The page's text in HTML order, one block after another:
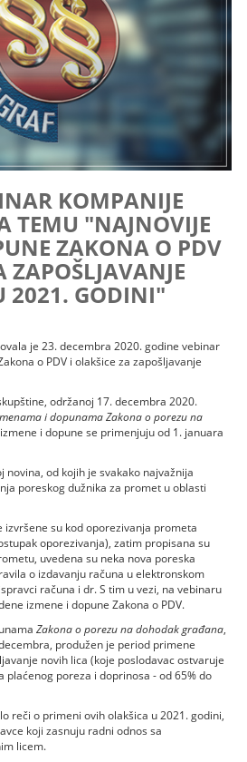
KOMPANIJE
TEMU "NAJNOVIJE
ZAKONA O PDV
ZAPOŠLJAVANJE
2021. GODINI"
je 23. decembra 2020. godine vebinar
o PDV i olakšice za zapošljavanje
održanoj 17. decembra 2020.
i dopunama Zakona o porezu na
i dopune se primenjuju od 1. januara
novina, od kojih je svakako najvažnija
poreskog dužnika za promet u oblasti
izvršene su kod oporezivanja prometa
oporezivanja), zatim propisana su
uvedena su neka nova poreska
o izdavanju računa u elektronskom
računa i dr. S tim u vezi, na vebinaru
izmene i dopune Zakona o PDV.
Zakona o porezu na dohodak građana,
produžen je period primene
novih lica (koje poslodavac ostvaruje
plaćenog poreza i doprinosa - od 65% do
reči o primeni ovih olakšica u 2021. godini,
koji zasnuju radni odnos sa
licem.